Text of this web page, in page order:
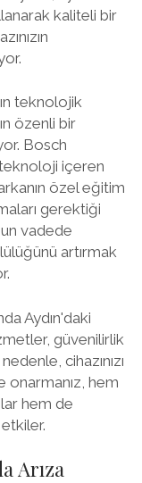
kaliteli bir
teknolojik
özenli bir
Bosch
teknoloji içeren
özel eğitim
gerektiği
vadede
artırmak
Aydın'daki
güvenilirlik
cihazınızı
onarmanız, hem
hem de
Arıza